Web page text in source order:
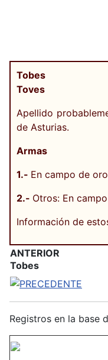
Tobes
Toves
Apellido
de Asturias.
Armas
1.- En campo de
2.- Otros: En
Información de
ANTERIOR
Tobes
Registros en la base